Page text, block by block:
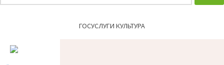
ГОСУСЛУГИ КУЛЬТУРА